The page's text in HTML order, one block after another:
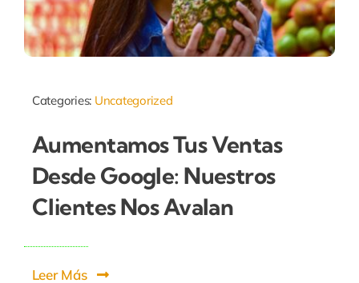
Categories: Uncategorized
Aumentamos Tus Ventas
Desde Google: Nuestros
Clientes Nos Avalan
Leer Más